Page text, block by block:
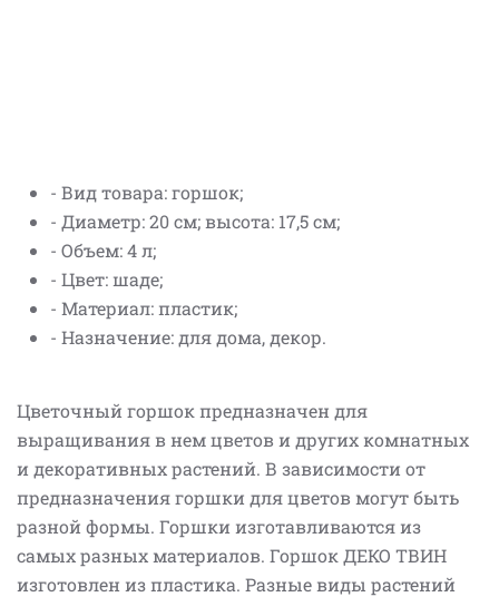
- Вид товара: горшок;
- Диаметр: 20 см; высота: 17,5 см;
- Объем: 4 л;
- Цвет: шаде;
- Материал: пластик;
- Назначение: для дома, декор.
Цветочный горшок предназначен для
выращивания в нем цветов и других комнатных
и декоративных растений. В зависимости от
предназначения горшки для цветов могут быть
разной формы. Горшки изготавливаются из
самых разных материалов. Горшок ДЕКО ТВИН
изготовлен из пластика. Разные виды растений